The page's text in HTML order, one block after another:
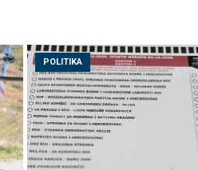
POLITIKA